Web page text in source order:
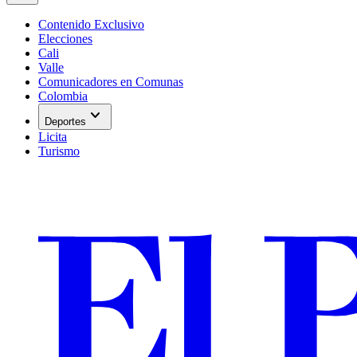
Contenido Exclusivo
Elecciones
Cali
Valle
Comunicadores en Comunas
Colombia
Deportes expand_more
Licita
Turismo